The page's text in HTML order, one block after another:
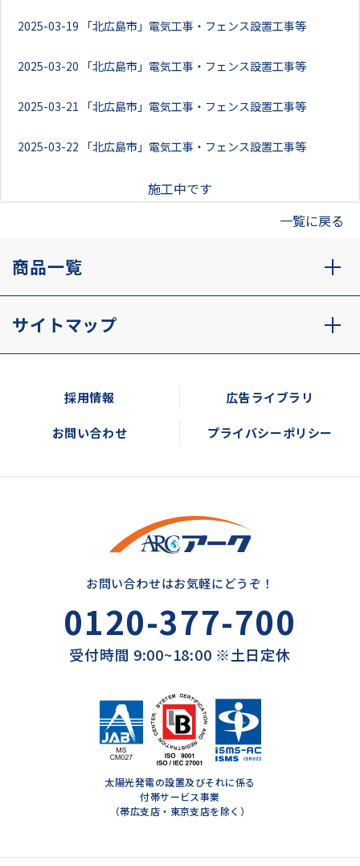
2025-03-19 「北広島市」電気工事・フェンス設置工事等
2025-03-20 「北広島市」電気工事・フェンス設置工事等
2025-03-21 「北広島市」電気工事・フェンス設置工事等
2025-03-22 「北広島市」電気工事・フェンス設置工事等
施工中です
一覧に戻る
商品一覧
サイトマップ
採用情報 広告ライブラリ
お問い合わせ プライバシーポリシー
お問い合わせはお気軽にどうぞ！
0120-377-700
受付時間 9:00~18:00 ※土日定休
太陽光発電の設置及びそれに係る
付帯サービス事業
（帯広支店・東京支店を除く）